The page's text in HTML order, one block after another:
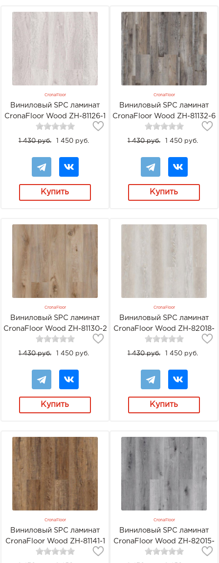
CronaFloor
Виниловый SPC ламинат
CronaFloor Wood ZH-81126-1
Дуб серебристый
1 430 руб. 1 450 руб.
Купить
CronaFloor
Виниловый SPC ламинат
CronaFloor Wood ZH-81132-6
Дуб Марсель
1 430 руб. 1 450 руб.
Купить
CronaFloor
Виниловый SPC ламинат
CronaFloor Wood ZH-81130-2
Дуб Фрейзер
1 430 руб. 1 450 руб.
Купить
CronaFloor
Виниловый SPC ламинат
CronaFloor Wood ZH-82018-
5 Дуб Мане
1 430 руб. 1 450 руб.
Купить
CronaFloor
Виниловый SPC ламинат
CronaFloor Wood ZH-81141-1
Дуб Робуста
CronaFloor
Виниловый SPC ламинат
CronaFloor Wood ZH-82015-
8 Дуб серый